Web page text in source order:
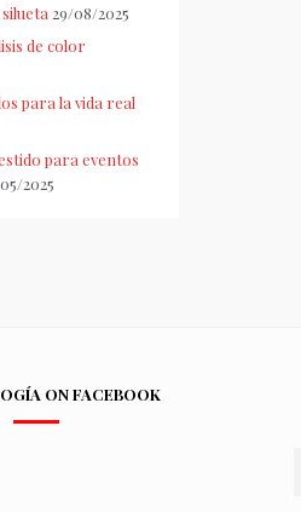
29/08/2025
de color
para la vida real
para eventos
2025
ON FACEBOOK